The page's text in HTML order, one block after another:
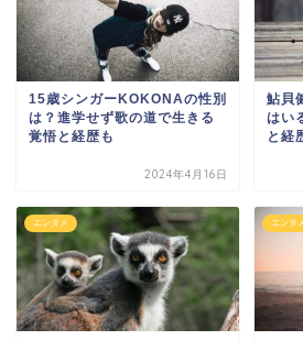
15歳シンガーKOKONAの性別
は？進学せず歌の道で生きる
覚悟と経歴も
2024年4月16日
鮎貝
はい
と経
エンタメ エンタ